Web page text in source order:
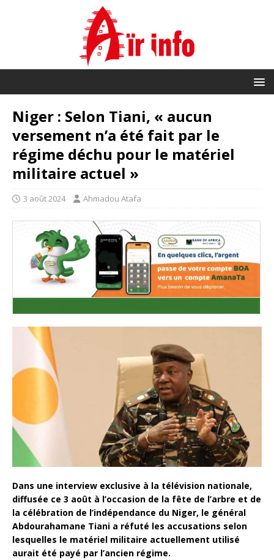
Niger : Selon Tiani, « aucun
versement n’a été fait par le
régime déchu pour le matériel
militaire actuel »
3 août 2024 Ahmadou Atafa
Dans une interview exclusive à la télévision nationale,
diffusée ce 3 août à l’occasion de la fête de l’arbre et de
la célébration de l’indépendance du Niger, le général
Abdourahamane Tiani a réfuté les accusations selon
lesquelles le matériel militaire actuellement utilisé
aurait été payé par l’ancien régime.